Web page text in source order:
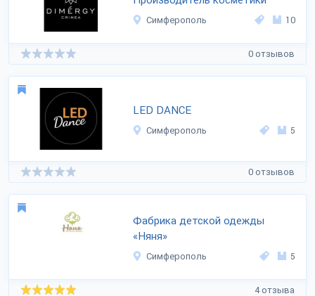
Симферополь 10
0 отзывов
LED DANCE
Симферополь 5
0 отзывов
Фабрика детской одежды
«Няня»
Симферополь 5
4 отзыва